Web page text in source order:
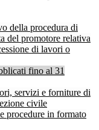
della procedura di
del promotore relativa
di lavori o
fino al 31
servizi e forniture di
civile
procedure in formato